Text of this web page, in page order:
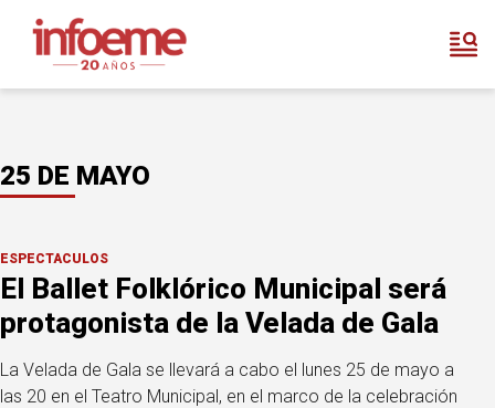
25 DE MAYO
ESPECTÁCULOS
El Ballet Folklórico Municipal será
protagonista de la Velada de Gala
La Velada de Gala se llevará a cabo el lunes 25 de mayo a
las 20 en el Teatro Municipal, en el marco de la celebración